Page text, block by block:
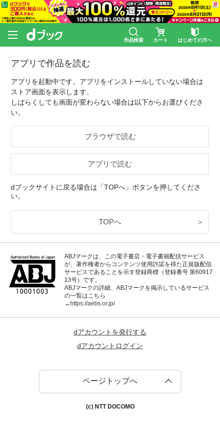
作品検索 カート はじめての方へ
アプリで作品を読む
アプリを起動中です。アプリをインストールしていない場合は
ストア画面を表示します。
しばらくしても画面が変わらない場合は以下からお選びくださ
い。
ブラウザで読む
アプリで読む
dブックサイトに戻る場合は「TOPへ」ボタンを押してくださ
い。
TOPへ ＞
ABJマークは、この電子書店・電子書籍配信サービス
が、著作権者からコンテンツ使用許諾を得た正規版配信
サービスであることを示す登録商標（登録番号 第60917
13号）です。
ABJマークの詳細、ABJマークを掲示しているサービス
の一覧はこちら
→https://aebs.or.jp/
dアカウントを発行する
dアカウントログイン
ページトップへ
(c) NTT DOCOMO